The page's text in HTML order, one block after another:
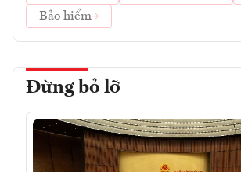
Bảo hiểm
Đừng bỏ lỡ